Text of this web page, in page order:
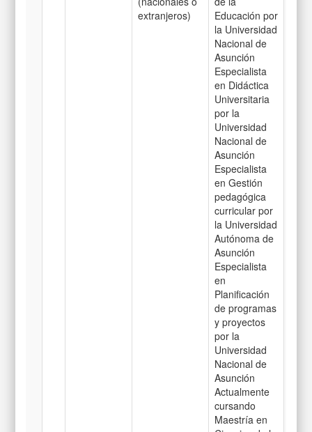
extranjeros)
Educación por
la Universidad
Nacional de
Asunción
Especialista
en Didáctica
Universitaria
por la
Universidad
Nacional de
Asunción
Especialista
en Gestión
pedagógica
curricular por
la Universidad
Autónoma de
Asunción
Especialista
en
Planificación
de programas
y proyectos
por la
Universidad
Nacional de
Asunción
Actualmente
cursando
Maestría en